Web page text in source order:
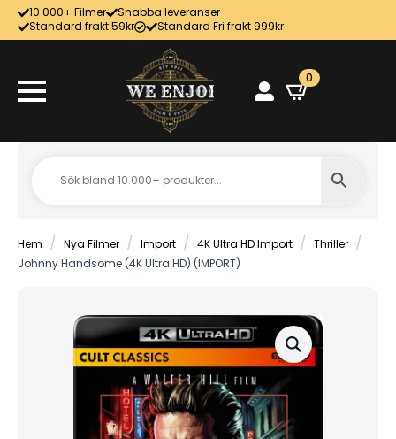
10 000+ Filmer
Snabba leveranser
Standard frakt 59kr
Standard Fri frakt 999kr
0
Hem Nya Filmer Import 4K Ultra HD Import
Thriller
Johnny Handsome (4K Ultra HD) (IMPORT)